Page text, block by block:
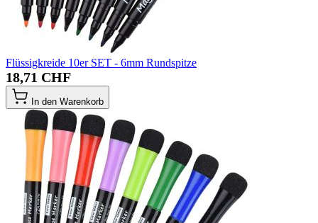
Flüssigkreide 10er SET - 6mm Rundspitze
18,71 CHF
In den Warenkorb